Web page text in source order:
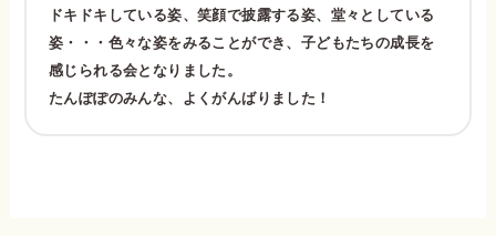
ドキドキしている姿、笑顔で披露する姿、堂々としている
姿・・・色々な姿をみることができ、子どもたちの成長を
感じられる会となりました。
たんぽぽのみんな、よくがんばりました！